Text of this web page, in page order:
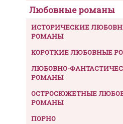
Любовные романы
ИСТОРИЧЕСКИЕ
РОМАНЫ
КОРОТКИЕ ЛЮБОВНЫЕ
ЛЮБОВНО-
РОМАНЫ
ОСТРОСЮЖЕТНЫЕ
РОМАНЫ
ПОРНО